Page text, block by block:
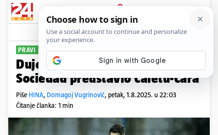
PRIJAVA
Sport Komentari
PRAVI POTEZ
Duje šahist. Pogledajte kako je
Sociedad predstavio Ćaletu-Cara
Piše HINA, Domagoj Vugrinović, petak, 1.8.2025. u 22:03
Čitanje članka: 1 min